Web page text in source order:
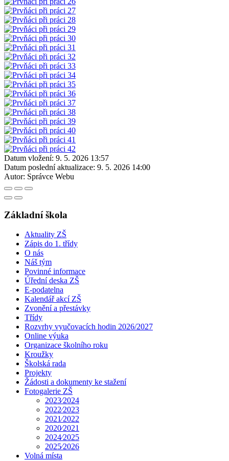
Datum vložení: 9. 5. 2026 13:57
Datum poslední aktualizace: 9. 5. 2026 14:00
Autor: Správce Webu
Základní škola
Aktuality ZŠ
Zápis do 1. třídy
O nás
Náš tým
Povinné informace
Úřední deska ZŠ
E-podatelna
Kalendář akcí ZŠ
Zvonění a přestávky
Třídy
Rozvrhy vyučovacích hodin 2026/2027
Online výuka
Organizace školního roku
Kroužky
Školská rada
Projekty
Žádosti a dokumenty ke stažení
Fotogalerie ZŠ
2023⁄2024
2022⁄2023
2021⁄2022
2020⁄2021
2024⁄2025
2025⁄2026
Volná místa